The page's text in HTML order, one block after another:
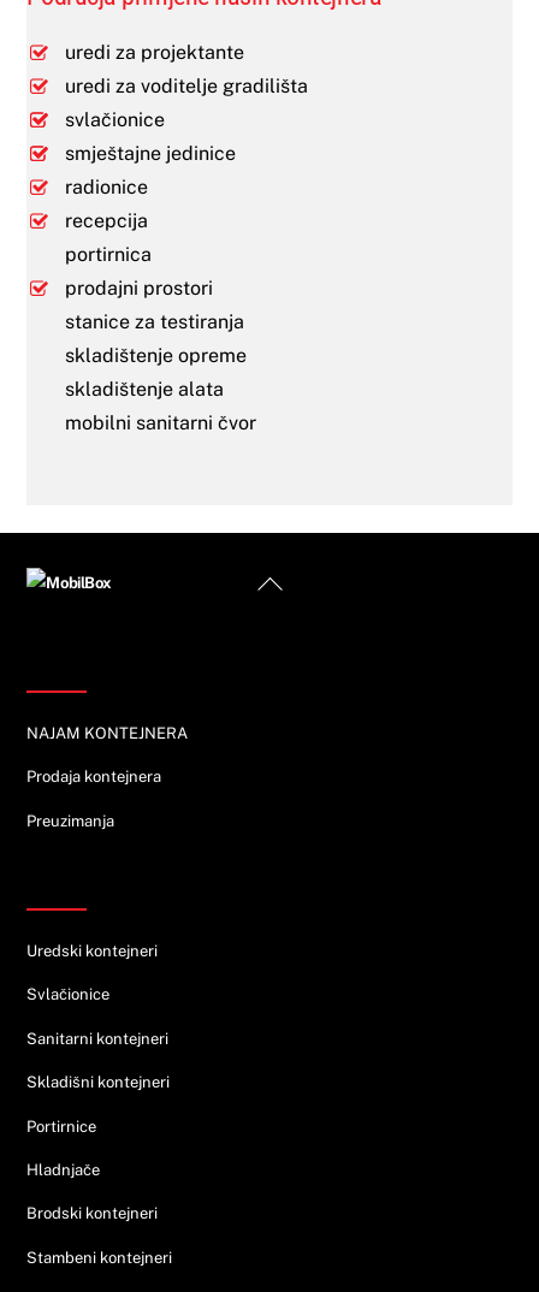
uredi za projektante
uredi za voditelje gradilišta
svlačionice
smještajne jedinice
radionice
recepcija
portirnica
prodajni prostori
stanice za testiranja
skladištenje opreme
skladištenje alata
mobilni sanitarni čvor
Back
NAJAM KONTEJNERA
Prodaja kontejnera
Preuzimanja
Uredski kontejneri
Svlačionice
Sanitarni kontejneri
Skladišni kontejneri
Portirnice
Hladnjače
Brodski kontejneri
Stambeni kontejneri